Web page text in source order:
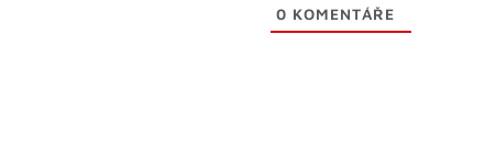
0 KOMENTÁŘE